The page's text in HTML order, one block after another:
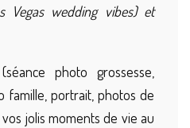
Vegas wedding vibes) et
photo grossesse,
famille, portrait, photos de
jolis moments de vie au